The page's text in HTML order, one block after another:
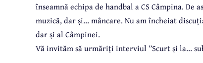
înseamnă echipa de handbal a CS Câmpina.
muzică, dar și... mâncare. Nu am încheiat
dar și al Câmpinei.
Vă invităm să urmăriți interviul ”Scurt și la...